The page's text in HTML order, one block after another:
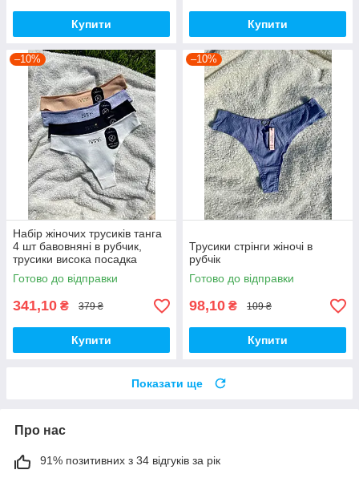
Купити Купити
–10%
Набір жіночих трусиків танга
4 шт бавовняні в рубчик,
трусики висока посадка
базові
Готово до відправки
341,10 ₴ 379 ₴
Купити
–10%
Трусики стрінги жіночі в
рубчік
Готово до відправки
98,10 ₴ 109 ₴
Купити
Показати ще
Про нас
91% позитивних з 34 відгуків за рік